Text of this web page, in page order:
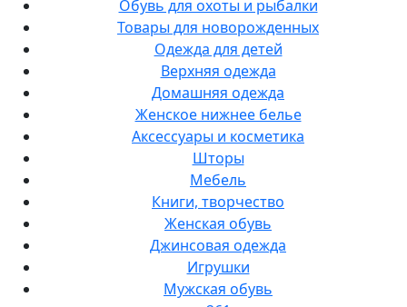
Обувь для охоты и рыбалки
Товары для новорожденных
Одежда для детей
Верхняя одежда
Домашняя одежда
Женское нижнее белье
Аксессуары и косметика
Шторы
Мебель
Книги, творчество
Женская обувь
Джинсовая одежда
Игрушки
Мужская обувь